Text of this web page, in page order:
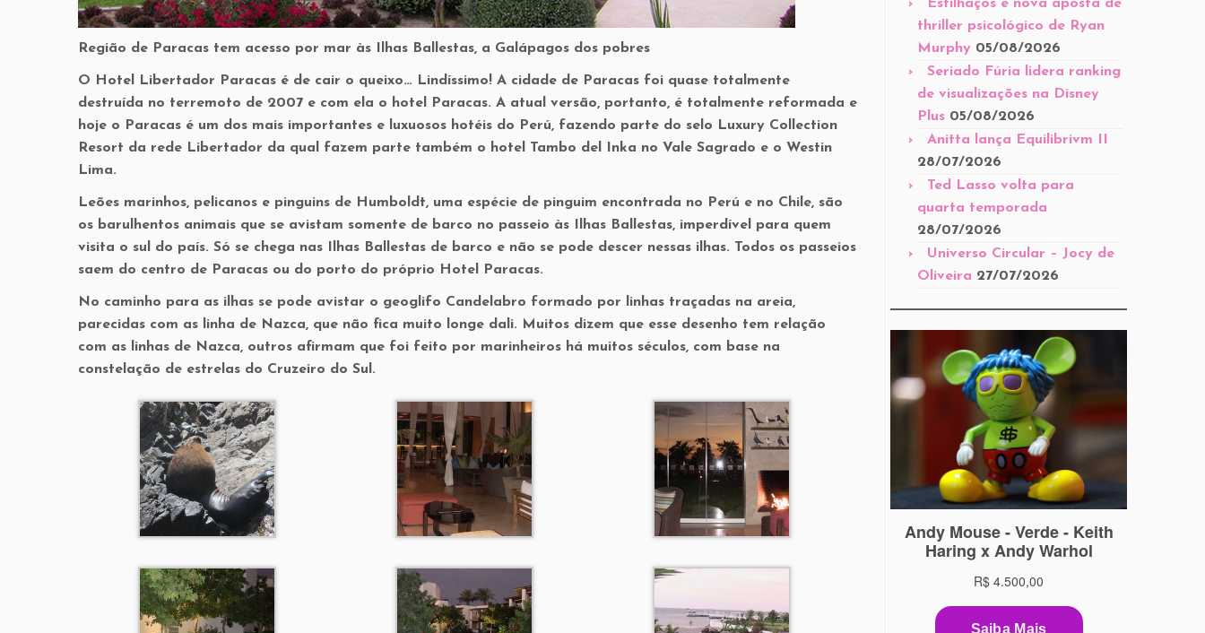
Região de Paracas tem acesso por mar às Ilhas Ballestas, a Galápagos dos pobres
O Hotel Libertador Paracas é de cair o queixo… Lindíssimo! A cidade de Paracas foi quase totalmente
destruída no terremoto de 2007 e com ela o hotel Paracas. A atual versão, portanto, é totalmente reformada e
hoje o Paracas é um dos mais importantes e luxuosos hotéis do Perú, fazendo parte do selo Luxury Collection
Resort da rede Libertador da qual fazem parte também o hotel Tambo del Inka no Vale Sagrado e o Westin
Lima.
Leões marinhos, pelicanos e pinguins de Humboldt, uma espécie de pinguim encontrada no Perú e no Chile, são
os barulhentos animais que se avistam somente de barco no passeio às Ilhas Ballestas, imperdível para quem
visita o sul do país. Só se chega nas Ilhas Ballestas de barco e não se pode descer nessas ilhas. Todos os passeios
saem do centro de Paracas ou do porto do próprio Hotel Paracas.
No caminho para as ilhas se pode avistar o geoglifo Candelabro formado por linhas traçadas na areia,
parecidas com as linha de Nazca, que não fica muito longe dali. Muitos dizem que esse desenho tem relação
com as linhas de Nazca, outros afirmam que foi feito por marinheiros há muitos séculos, com base na
constelação de estrelas do Cruzeiro do Sul.
Estilhaços é nova aposta de
thriller psicológico de Ryan
Murphy 05/08/2026
Seriado Fúria lidera ranking
de visualizações na Disney
Plus 05/08/2026
Anitta lança Equilibrivm II
28/07/2026
Ted Lasso volta para
quarta temporada
28/07/2026
Universo Circular – Jocy de
Oliveira 27/07/2026